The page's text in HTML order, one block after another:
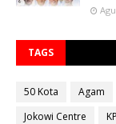
TAGS
50 Kota Agam
Jokowi Centre